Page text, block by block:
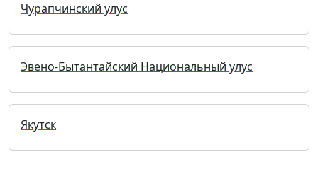
Чурапчинский улус
Эвено-Бытантайский Национальный улус
Якутск